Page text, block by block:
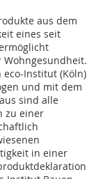
aus dem
eines seit
Institut (Köln)
und mit dem
sind alle
zu einer
in einer